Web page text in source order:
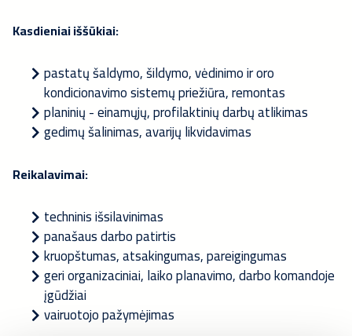
Kasdieniai iššūkiai:
pastatų šaldymo, šildymo, vėdinimo ir oro
kondicionavimo sistemų priežiūra, remontas
planinių - einamųjų, profilaktinių darbų atlikimas
gedimų šalinimas, avarijų likvidavimas
Reikalavimai:
techninis išsilavinimas
panašaus darbo patirtis
kruopštumas, atsakingumas, pareigingumas
geri organizaciniai, laiko planavimo, darbo komandoje
įgūdžiai
vairuotojo pažymėjimas